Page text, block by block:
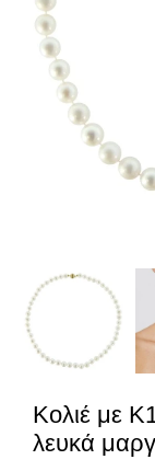
Κολιέ με
λευκά